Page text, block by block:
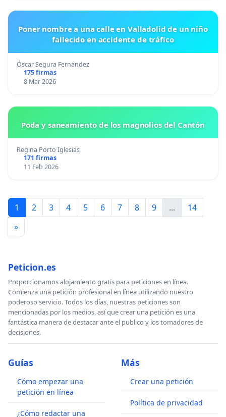
Poner nombre a una calle en Valladolid de un niño
fallecido en accidente de tráfico
Óscar Segura Fernández
175 firmas
8 Mar 2026
Poda y saneamiento de los magnolios del Cantón
Regina Porto Iglesias
171 firmas
11 Feb 2026
1 2 3 4 5 6 7 8 9 ...
14
»
Peticion.es
Proporcionamos alojamiento gratis para peticiones en línea.
Comienza una petición profesional en línea utilizando nuestro
poderoso servicio. Todos los días, nuestras peticiones son
mencionadas por los medios, así que crear una petición es una
fantástica manera de destacar ante el publico y los tomadores de
decisiones.
Guías
Cómo empezar una
petición en línea
¿Cómo redactar una
Más
Crear una petición
Política de privacidad